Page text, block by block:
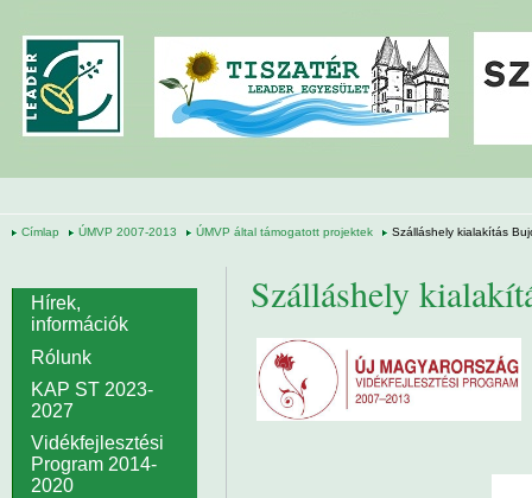
Címlap ÚMVP 2007-2013 ÚMVP által támogatott projektek Szálláshely kialakítás
Szálláshely
Hírek,
információk
Rólunk
KAP ST 2023-
2027
Vidékfejlesztési
Program 2014-
2020